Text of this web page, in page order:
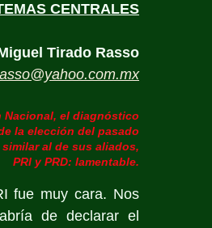
CENTRALES
Tirado Rasso
Nacional, el diagnóstico
la elección del pasado
al de sus aliados,
PRI y PRD: lamentable.
fue muy cara. Nos
de declarar el